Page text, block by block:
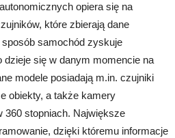
opiera się na
które zbierają dane
samochód zyskuje
dzieje się w danym momencie na
modele posiadają m.in. czujniki
obiekty, a także kamery
360 stopniach. Największe
dzięki któremu informacje